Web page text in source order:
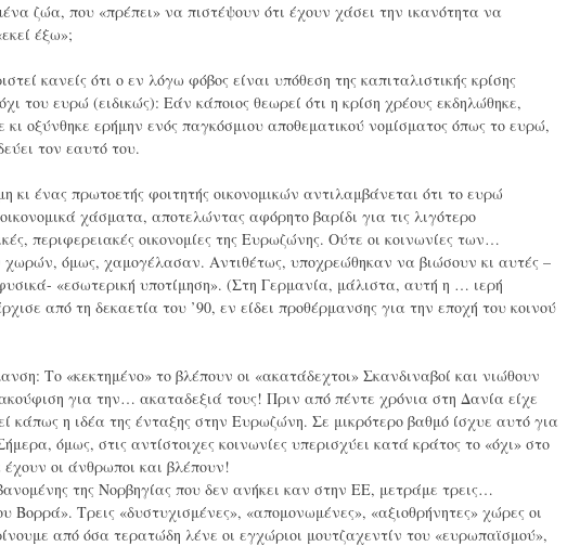
ζώα, που «πρέπει» να πιστέψουν ότι έχουν χάσει την ικανότητα να
έξω»;
κανείς ότι ο εν λόγω φόβος είναι υπόθεση της καπιταλιστικής κρίσης
του ευρώ (ειδικώς): Εάν κάποιος θεωρεί ότι η κρίση χρέους εκδηλώθηκε,
κι οξύνθηκε ερήμην ενός παγκόσμιου αποθεματικού νομίσματος όπως το ευρώ,
τον εαυτό του.
κι ένας πρωτοετής φοιτητής οικονομικών αντιλαμβάνεται ότι το ευρώ
χάσματα, αποτελώντας αφόρητο βαρίδι για τις λιγότερο
περιφερειακές οικονομίες της Ευρωζώνης. Ούτε οι κοινωνίες των…
χωρών, όμως, χαμογέλασαν. Αντιθέτως, υποχρεώθηκαν να βιώσουν κι αυτές –
«εσωτερική υποτίμηση». (Στη Γερμανία, μάλιστα, αυτή η … ιερή
από τη δεκαετία του ’90, εν είδει προθέρμανσης για την εποχή του κοινού
Το «κεκτημένο» το βλέπουν οι «ακατάδεχτοι» Σκανδιναβοί και νιώθουν
για την… ακαταδεξιά τους! Πριν από πέντε χρόνια στη Δανία είχε
κάπως η ιδέα της ένταξης στην Ευρωζώνη. Σε μικρότερο βαθμό ίσχυε αυτό για
όμως, στις αντίστοιχες κοινωνίες υπερισχύει κατά κράτος το «όχι» στο
οι άνθρωποι και βλέπουν!
της Νορβηγίας που δεν ανήκει καν στην ΕΕ, μετράμε τρεις…
Βορρά». Τρεις «δυστυχισμένες», «απομονωμένες», «αξιοθρήνητες» χώρες οι
από όσα τερατώδη λένε οι εγχώριοι μουτζαχεντίν του «ευρωπαϊσμού»,